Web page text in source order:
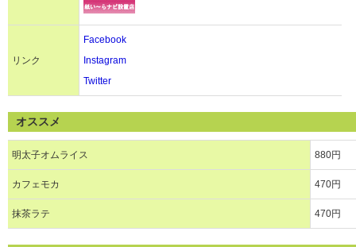
リンク
Facebook
Instagram
Twitter
オススメ
明太子オムライス 880円
カフェモカ 470円
抹茶ラテ 470円